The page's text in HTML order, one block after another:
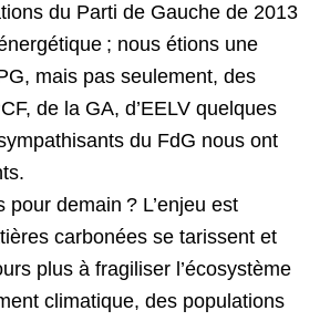
du Parti de Gauche de 2013
; nous étions une
mais pas seulement, des
de la GA, d’EELV quelques
du FdG nous ont
pour demain ? L’enjeu est
carbonées se tarissent et
plus à fragiliser l’écosystème
climatique, des populations